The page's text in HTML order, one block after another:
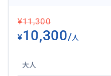
ス領インドシナ総督、ポ
名付けられていました。
争でフランスとアメリカ
¥11,300
¥10,300/人
大人